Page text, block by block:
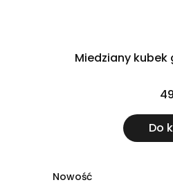
Miedziany kubek
Do
Nowość